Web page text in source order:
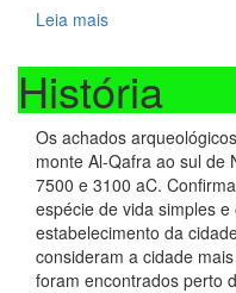
Leia mais
História
Os achados
monte Al-Qafra ao sul de
7500 e 3100 aC.
espécie de vida simples
estabelecimento da
consideram a cidade
foram encontrados perto